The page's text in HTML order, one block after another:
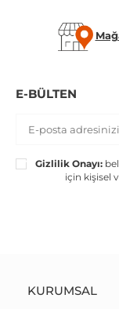
E-BÜLTEN
Gizlilik Onayı:
için kişisel
KURUMSAL